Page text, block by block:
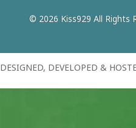
© 2026 Kiss929 All Rights
DESIGNED, DEVELOPED &